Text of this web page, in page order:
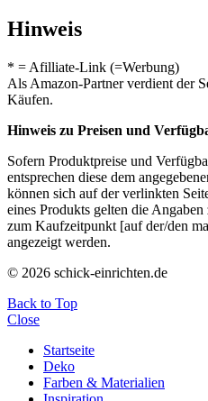
Hinweis
* = Afilliate-Link (=Werbung)
Als Amazon-Partner verdient der
Käufen.
Hinweis zu Preisen und
Sofern Produktpreise und
entsprechen diese dem
können sich auf der verlinkten
eines Produkts gelten die
zum Kaufzeitpunkt [auf der/den
angezeigt werden.
© 2026 schick-einrichten.de
Back to Top
Close
Startseite
Deko
Farben & Materialien